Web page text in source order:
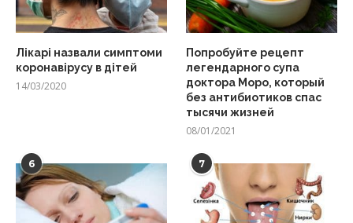
Лікарі назвали симптоми
коронавірусу в дітей
14/03/2020
Попробуйте рецепт
легендарного супа
доктора Моро, который
без антибиотиков спас
тысячи жизней
08/01/2021
6 7